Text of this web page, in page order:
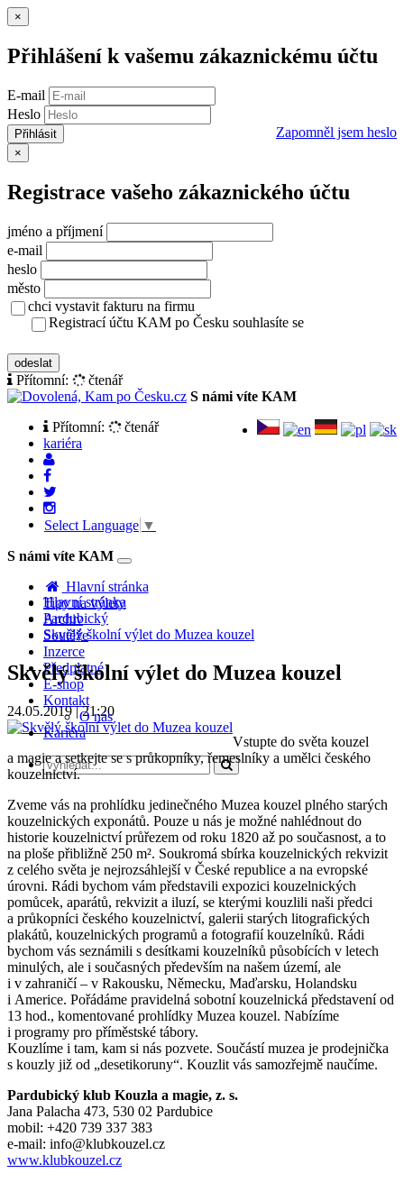
×
Přihlášení k vašemu zákaznickému účtu
E-mail
Heslo
Přihlásit Zapomněl jsem heslo
×
Registrace vašeho zákaznického účtu
jméno a příjmení
e-mail
heslo
město
chci vystavit fakturu na firmu
Registrací účtu KAM po Česku souhlasíte se
odeslat
Přítomní:
čtenář
S námi víte KAM
Přítomní:
čtenář
kariéra
Select Language ▼
S námi víte KAM
Toggle
navigation
Hlavní stránka
Tipy na výlety
Archiv
Soutěže
Inzerce
Předplatné
E-shop
Kontakt
O nás
Kariéra
Hlavní stránka
Pardubický
Skvělý školní výlet do Muzea kouzel
Skvělý školní výlet do Muzea kouzel
24.05.2019 | 21:20
Vstupte do světa kouzel
a magie a setkejte se s průkopníky, řemeslníky a umělci českého
kouzelnictví.
Zveme vás na prohlídku jedinečného Muzea kouzel plného starých
kouzelnických exponátů. Pouze u nás je možné nahlédnout do
historie kouzelnictví průřezem od roku 1820 až po současnost, a to
na ploše přibližně 250 m². Soukromá sbírka kouzelnických rekvizit
z celého světa je nejrozsáhlejší v České republice a na evropské
úrovni. Rádi bychom vám představili expozici kouzelnických
pomůcek, aparátů, rekvizit a iluzí, se kterými kouzlili naši předci
a průkopníci českého kouzelnictví, galerii starých litografických
plakátů, kouzelnických programů a fotografií kouzelníků. Rádi
bychom vás seznámili s desítkami kouzelníků působících v letech
minulých, ale i současných především na našem území, ale
i v zahraničí – v Rakousku, Německu, Maďarsku, Holandsku
i Americe. Pořádáme pravidelná sobotní kouzelnická představení od
13 hod., komentované prohlídky Muzea kouzel. Nabízíme
i programy pro příměstské tábory.
Kouzlíme i tam, kam si nás pozvete. Součástí muzea je prodejnička
s kouzly již od „desetikoruny“. Kouzlit vás samozřejmě naučíme.
Pardubický klub Kouzla a magie, z. s.
Jana Palacha 473, 530 02 Pardubice
mobil: +420 739 337 383
e-mail: info@klubkouzel.cz
www.klubkouzel.cz